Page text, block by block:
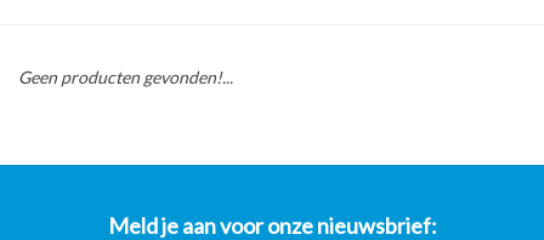
Over ons
Geen producten gevonden!...
Meld je aan voor onze nieuwsbrief: